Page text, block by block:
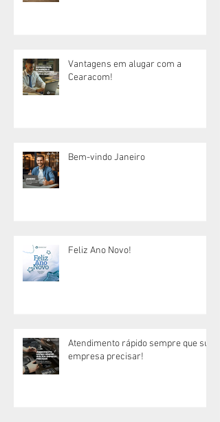
Vantagens em alugar com a
Cearacom!
Bem-vindo Janeiro
Feliz Ano Novo!
Atendimento rápido sempre que sua
empresa precisar!